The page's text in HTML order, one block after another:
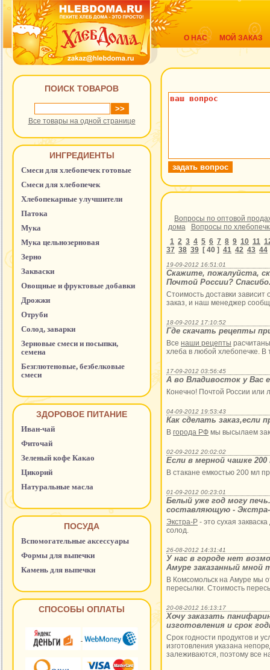
О НАС МОЙ ЗАКАЗ
ПОИСК ТОВАРОВ
Все товары на одной странице
ИНГРЕДИЕНТЫ
Смеси для хлебопечек готовые
Смеси для хлебопечек
Хлебопекарные улучшители
Патока
Мука
Мука цельнозерновая
Зерно
Закваски
Овощные и фруктовые добавки
Дрожжи
Отруби
Солод, заварки
Зерновые смеси и посыпки,
семена
Безглютеновые, безбелковые
смеси
ЗДОРОВОЕ ПИТАНИЕ
Иван-чай
Фиточай
Зеленый кофе Какао
Цикорий
Натуральные масла
ПОСУДА
Вспомогательные аксессуары
Формы для выпечки
Камень для выпечки
СПОСОБЫ ОПЛАТЫ
Вопросы по оптовой
дома
Вопросы по
1 2 3 4 5 6 7 8 9 10 11
37 38 39 [ 40 ] 41 42 43 44
19-09-2012 16:51:01
Скажите, пожалуйста,
Почтой России?
Стоимость доставки
заказ, и наш менеджер
18-09-2012 17:10:52
Где скачать рецепты
Все наши рецепты
хлеба в любой хлебопечке. В
17-09-2012 03:56:45
А во Владивосток у Вас
Конечно! Почтой России
04-09-2012 19:53:43
Как сделать заказ,если
В города РФ мы высылаем
02-09-2012 20:02:02
Если в мерной чашке
В стакане емкостью 200 мл
01-09-2012 00:23:01
Белый уже год могу
составляющую -
Экстра-Р - это сухая
солод.
26-08-2012 14:31:41
У нас в городе нет
Амуре заказанный
В Комсомольск на Амуре мы
пересылки. Стоимость
20-08-2012 16:13:17
Хочу заказать
изготовления и срок
Срок годности продуктов и
изготовления указана
залеживаются, поэтому все